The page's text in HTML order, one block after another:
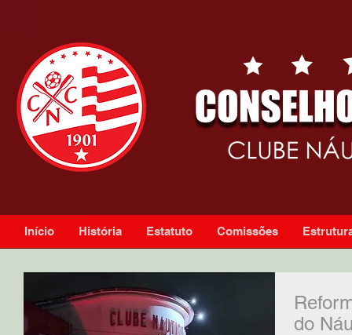
Início História Estatuto Comissões
do